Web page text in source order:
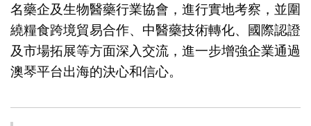
名藥企及生物醫藥行業協會，進行實地考察，並圍
繞糧食跨境貿易合作、中醫藥技術轉化、國際認證
及市場拓展等方面深入交流，進一步增強企業通過
澳琴平台出海的決心和信心。